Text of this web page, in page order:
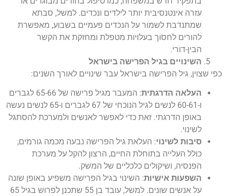
עזרה אינטנסיבית יותר לילדים ונכדים. למשל, סבתא
שמתנדבת לשמור על הנכדים פעמיים בשבוע, מאפשרת
להורים לחסוך בעלויות מטפלת ומחזקת את הקשר
הבין-דורי.
השינויים בגיל הפרישה בישראל
כפי שצוין, גיל הפרישה בישראל עבר שינויים לאורך השנים:
העלאה הדרגתית
: המעבר מגיל פרישה של 65-66 לגברים
ו-60-61 לנשים לגיל הנוכחי של 67 לגברים ו-65 לנשים נעשה
באופן הדרגתי. זאת כדי לאפשר לאנשים ולמערכת להסתגל
לשינוי.
סיבות לשינוי: העלאת גיל הפרישה נבעה מכמה גורמים,
כולל העלייה בתוחלת החיים, הרצון להקל על מערכת
הפנסיה, ושיקולים כלכליים של המשק.
השפעות אישיות: השינוי בגיל הפרישה משפיע באופן שונה
על אנשים שונים. למשל, עובד בן 55 שתכנן לפרוש בגיל 65